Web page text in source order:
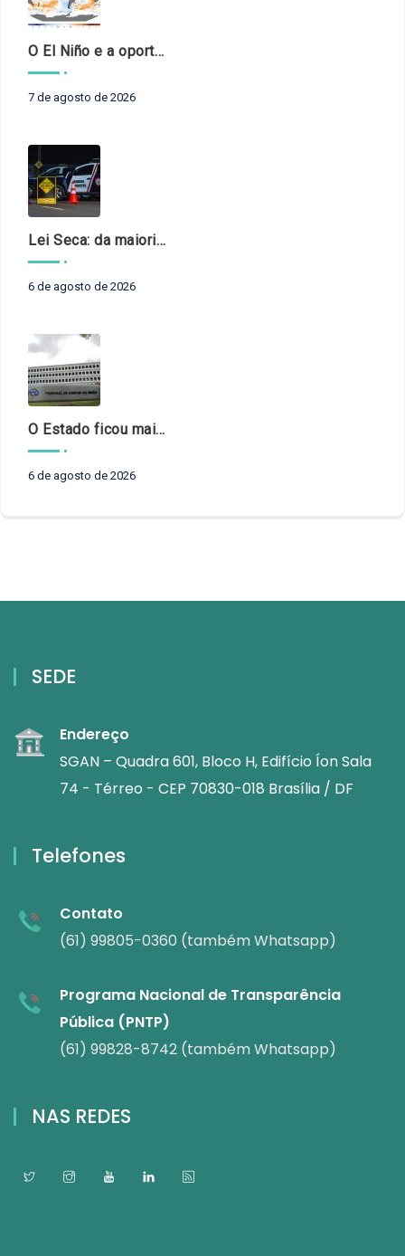
O El Niño e a oportunidade de fortalecer o controle externo das políticas climáticas
7 de agosto de 2026
Lei Seca: da maioridade à maturidade
6 de agosto de 2026
O Estado ficou mais complexo. O controle precisa acompanhar
6 de agosto de 2026
SEDE
Endereço
SGAN – Quadra 601, Bloco H, Edifício Íon Sala
74 - Térreo - CEP 70830-018 Brasília / DF
Telefones
Contato
(61) 99805-0360 (também Whatsapp)
Programa Nacional de Transparência
Pública (PNTP)
(61) 99828-8742 (também Whatsapp)
NAS REDES